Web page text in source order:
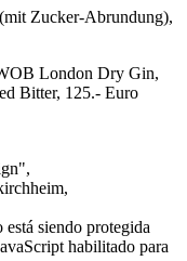
Zucker-Abrundung),
London Dry Gin,
Bitter, 125.- Euro
siendo protegida
habilitado para